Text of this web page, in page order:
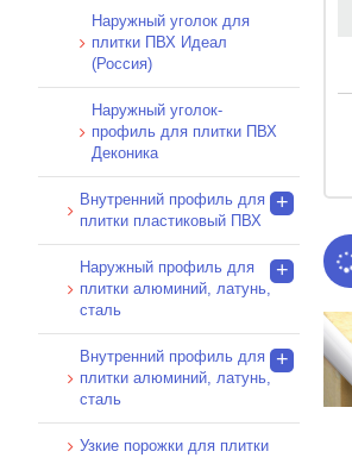
Темно Синий (1)
Черный глянец (1)
дымчатый (1)
капучино (1)
карамель (2)
кремовый (1)
лазурный (1)
металлик (3)
мрамор (8)
пепельный (1)
персиковый (1)
Наружный уголок для
плитки ПВХ Идеал
(Россия)
Наружный уголок-
профиль для плитки ПВХ
Деконика
Внутренний профиль для
плитки пластиковый ПВХ
+
Наружный профиль для
плитки алюминий, латунь,
сталь
+
Внутренний профиль для
плитки алюминий, латунь,
сталь
+
Узкие порожки для плитки